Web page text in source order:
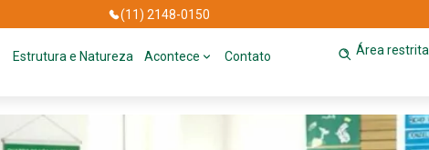
(11) 2148-0150
Estrutura e Natureza Acontece Contato Área restrita
dia com as famílias